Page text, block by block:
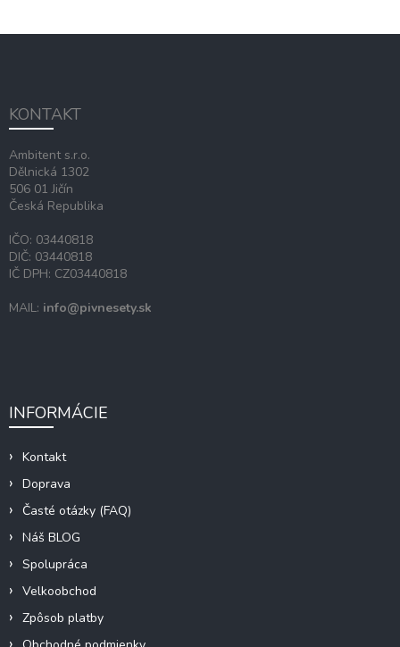
KONTAKT
Ambitent s.r.o.
Dělnická 1302
506 01 Jičín
Česká Republika
IČO: 03440818
DIČ: 03440818
IČ DPH: CZ03440818
MAIL: info@pivnesety.sk
INFORMÁCIE
Kontakt
Doprava
Časté otázky (FAQ)
Náš BLOG
Spolupráca
Velkoobchod
Zpôsob platby